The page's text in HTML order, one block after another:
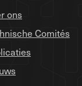
ons
Comités